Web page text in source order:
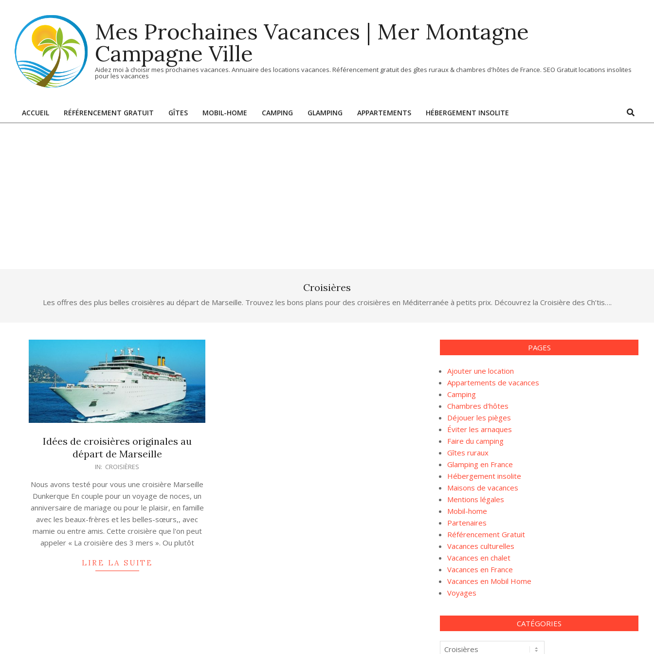
content
Mes Prochaines Vacances | Mer Montagne
Campagne Ville
Aidez moi à choisir mes prochaines vacances. Annuaire des locations vacances. Référencement gratuit des gîtes ruraux & chambres d'hôtes de France. SEO Gratuit locations insolites
pour les vacances
Primary
ACCUEIL RÉFÉRENCEMENT GRATUIT GÎTES MOBIL-HOME CAMPING GLAMPING APPARTEMENTS HÉBERGEMENT INSOLITE Search
Croisières
Les offres des plus belles croisières au départ de Marseille. Trouvez les bons plans pour des croisières en Méditerranée à petits prix. Découvrez la Croisière des Ch’tis….
Idées de croisières originales au
départ de Marseille
12
IN: CROISIÈRES
Nous avons testé pour vous une croisière Marseille
Dunkerque En couple pour un voyage de noces, un
anniversaire de mariage ou pour le plaisir, en famille
avec les beaux-frères et les belles-sœurs,, avec
mamie ou entre amis. Cette croisière que l'on peut
appeler « La croisière des 3 mers ». Ou plutôt
LIRE LA SUITE
PAGES
Ajouter une location
Appartements de vacances
Camping
Chambres d'hôtes
Déjouer les pièges
Éviter les arnaques
Faire du camping
Gîtes ruraux
Glamping en France
Hébergement insolite
Maisons de vacances
Mentions légales
Mobil-home
Partenaires
Référencement Gratuit
Vacances culturelles
Vacances en chalet
Vacances en France
Vacances en Mobil Home
Voyages
CATÉGORIES
Catégories